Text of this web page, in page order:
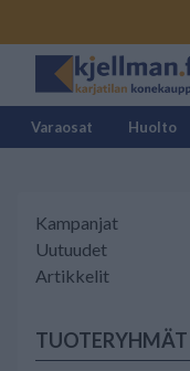
Varaosat Huolto
Kampanjat
Uutuudet
Artikkelit
TUOTERYHMÄT